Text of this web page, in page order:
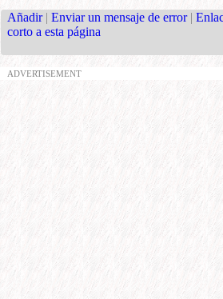
Añadir | Enviar un mensaje de error |
corto a esta página
ADVERTISEMENT